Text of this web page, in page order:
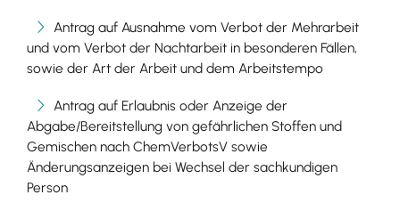
Antrag auf Ausnahme vom Verbot der Mehrarbeit
und vom Verbot der Nachtarbeit in besonderen Fällen,
sowie der Art der Arbeit und dem Arbeitstempo
Antrag auf Erlaubnis oder Anzeige der
Abgabe/Bereitstellung von gefährlichen Stoffen und
Gemischen nach ChemVerbotsV sowie
Änderungsanzeigen bei Wechsel der sachkundigen
Person